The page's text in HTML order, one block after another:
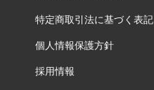
特定商取引法に基づく表記
個人情報保護方針
採用情報